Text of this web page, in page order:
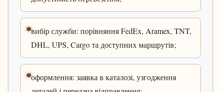
вибір служби: порівняння FedEx, Aramex, TNT,
DHL, UPS, Cargo та доступних маршрутів;
оформлення: заявка в каталозі, узгодження